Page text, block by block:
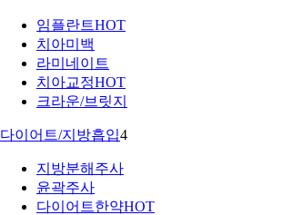
임플란트HOT
치아미백
라미네이트
치아교정HOT
크라운/브릿지
다이어트/지방흡입4
지방분해주사
윤곽주사
다이어트한약HOT